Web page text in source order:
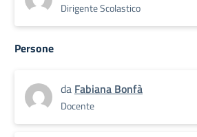
Dirigente Scolastico
Persone
da Fabiana Bonfà
Docente